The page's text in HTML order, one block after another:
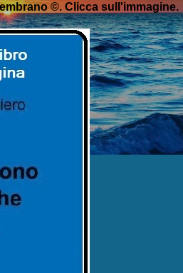
©. Clicca sull'immagine.